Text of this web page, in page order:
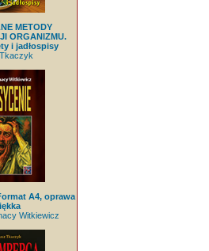
METODY
ORGANIZMU.
i jadłospisy
A4, oprawa
Witkiewicz